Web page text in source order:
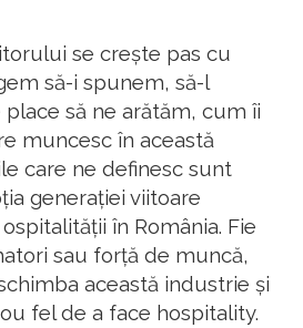
se crește pas cu
să-i spunem, să-l
să ne arătăm, cum îi
muncesc în această
care ne definesc sunt
generației viitoare
în România. Fie
sau forță de muncă,
această industrie și
fel de a face hospitality.